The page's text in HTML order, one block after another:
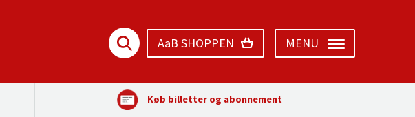
AaB SHOPPEN MENU
Køb billetter og abonnement